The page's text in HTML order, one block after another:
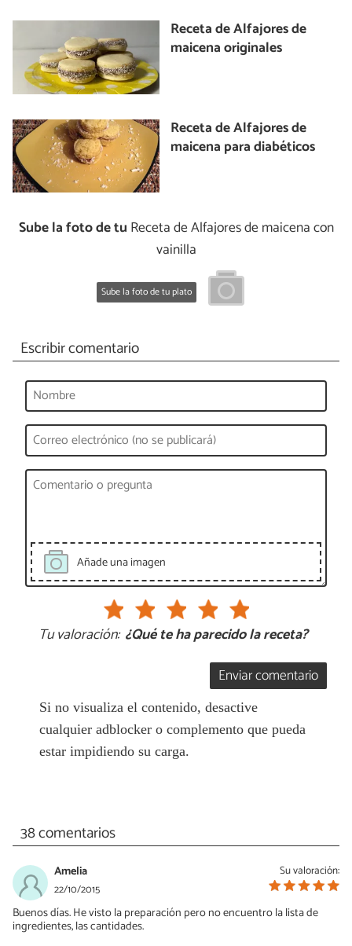
Receta de Alfajores de
maicena originales
Receta de Alfajores de
maicena para diabéticos
Sube la foto de tu Receta de Alfajores de maicena con
vainilla
Sube la foto de tu plato
Escribir comentario
Añade una imagen
Tu valoración: ¿Qué te ha parecido la receta?
Enviar comentario
Si no visualiza el contenido, desactive
cualquier adblocker o complemento que pueda
estar impidiendo su carga.
38 comentarios
Su valoración:
Amelia
22/10/2015
Buenos días. He visto la preparación pero no encuentro la lista de
ingredientes, las cantidades.